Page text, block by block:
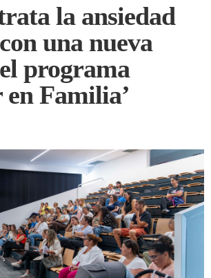
la ansiedad
una nueva
programa
en Familia’